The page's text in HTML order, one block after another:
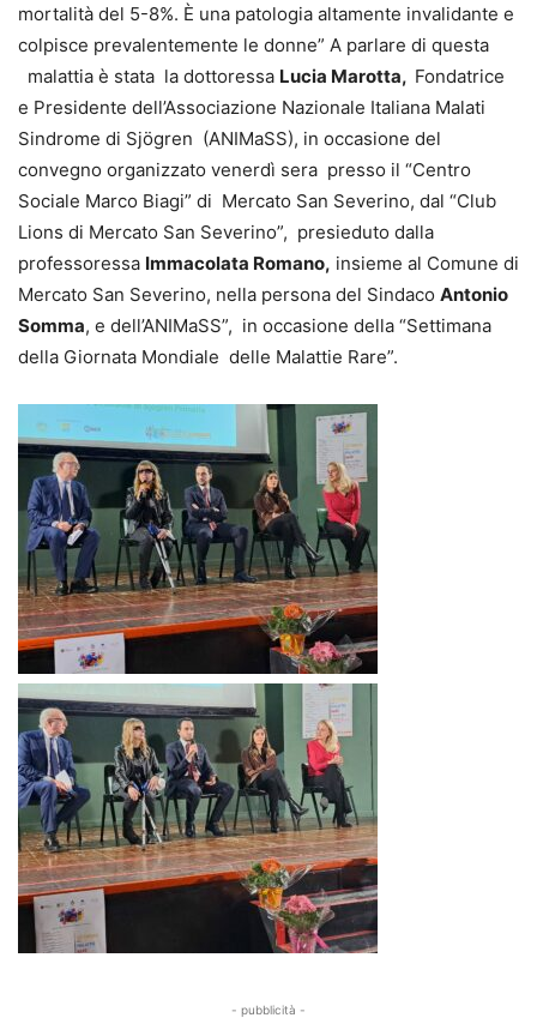
mortalità del 5-8%. È una patologia altamente invalidante e
colpisce prevalentemente le donne” A parlare di questa
malattia è stata la dottoressa Lucia Marotta, Fondatrice
e Presidente dell’Associazione Nazionale Italiana Malati
Sindrome di Sjögren (ANIMaSS), in occasione del
convegno organizzato venerdì sera presso il “Centro
Sociale Marco Biagi” di Mercato San Severino, dal “Club
Lions di Mercato San Severino”, presieduto dalla
professoressa Immacolata Romano, insieme al Comune di
Mercato San Severino, nella persona del Sindaco Antonio
Somma, e dell’ANIMaSS”, in occasione della “Settimana
della Giornata Mondiale delle Malattie Rare”.
- pubblicità -